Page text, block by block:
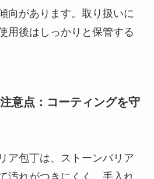
向があります。取り扱いに
用後はしっかりと保管する
意点：コーティングを守
ア包丁は、ストーンバリア